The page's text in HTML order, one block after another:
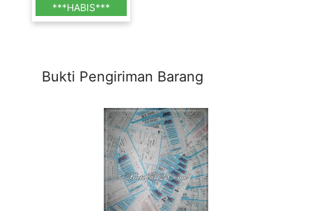
***HABIS***
Bukti Pengiriman Barang